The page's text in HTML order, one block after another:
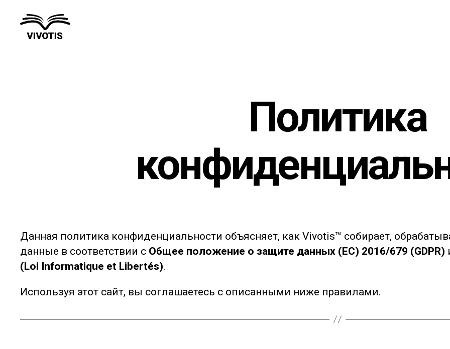
Политика
Данная политика конфиденциальности объясняет, как Vivotis™ собирает,
данные в соответствии с Общее положение о защите данных (ЕС) 2016/679 (GDPR)
(Loi Informatique et Libertés).
Используя этот сайт, вы соглашаетесь с описанными ниже правилами.